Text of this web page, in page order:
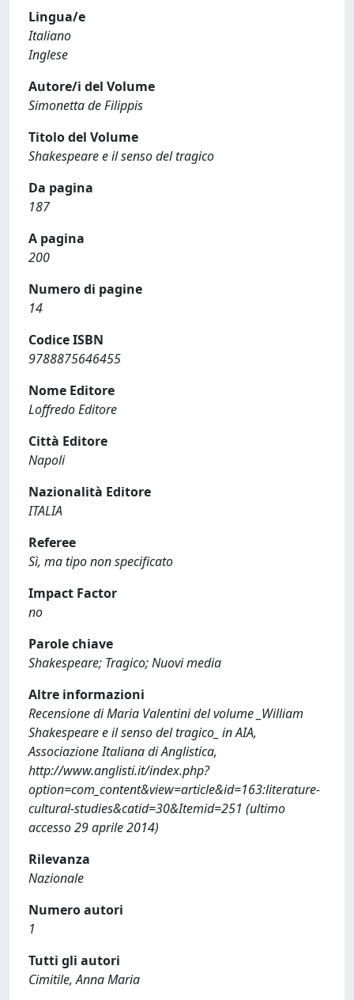
Lingua/e
Italiano
Inglese
Autore/i del Volume
Simonetta de Filippis
Titolo del Volume
Shakespeare e il senso del tragico
Da pagina
187
A pagina
200
Numero di pagine
14
Codice ISBN
9788875646455
Nome Editore
Loffredo Editore
Città Editore
Napoli
Nazionalità Editore
ITALIA
Referee
Sì, ma tipo non specificato
Impact Factor
no
Parole chiave
Shakespeare; Tragico; Nuovi media
Altre informazioni
Recensione di Maria Valentini del volume _William
Shakespeare e il senso del tragico_ in AIA,
Associazione Italiana di Anglistica,
http://www.anglisti.it/index.php?
option=com_content&view=article&id=163:literature-
cultural-studies&catid=30&Itemid=251 (ultimo
accesso 29 aprile 2014)
Rilevanza
Nazionale
Numero autori
1
Tutti gli autori
Cimitile, Anna Maria